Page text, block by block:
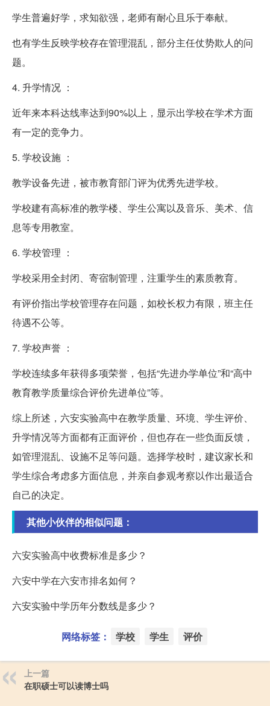
学生普遍好学，求知欲强，老师有耐心且乐于奉献。
也有学生反映学校存在管理混乱，部分主任仗势欺人的问
题。
4. 升学情况 ：
近年来本科达线率达到90%以上，显示出学校在学术方面
有一定的竞争力。
5. 学校设施 ：
教学设备先进，被市教育部门评为优秀先进学校。
学校建有高标准的教学楼、学生公寓以及音乐、美术、信
息等专用教室。
6. 学校管理 ：
学校采用全封闭、寄宿制管理，注重学生的素质教育。
有评价指出学校管理存在问题，如校长权力有限，班主任
待遇不公等。
7. 学校声誉 ：
学校连续多年获得多项荣誉，包括“先进办学单位”和“高中
教育教学质量综合评价先进单位”等。
综上所述，六安实验高中在教学质量、环境、学生评价、
升学情况等方面都有正面评价，但也存在一些负面反馈，
如管理混乱、设施不足等问题。选择学校时，建议家长和
学生综合考虑多方面信息，并亲自参观考察以作出最适合
自己的决定。
其他小伙伴的相似问题：
六安实验高中收费标准是多少？
六安中学在六安市排名如何？
六安实验中学历年分数线是多少？
网络标签： 学校 学生 评价
上一篇
在职硕士可以读博士吗